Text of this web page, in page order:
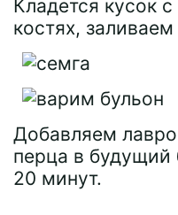
Кладется кусок
костях,
Добавляем
перца в будущий
20 минут.